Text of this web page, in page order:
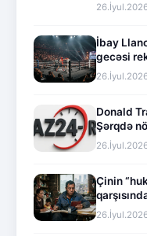
İbay
gecəsi
Donald
Şərqdə
Çinin